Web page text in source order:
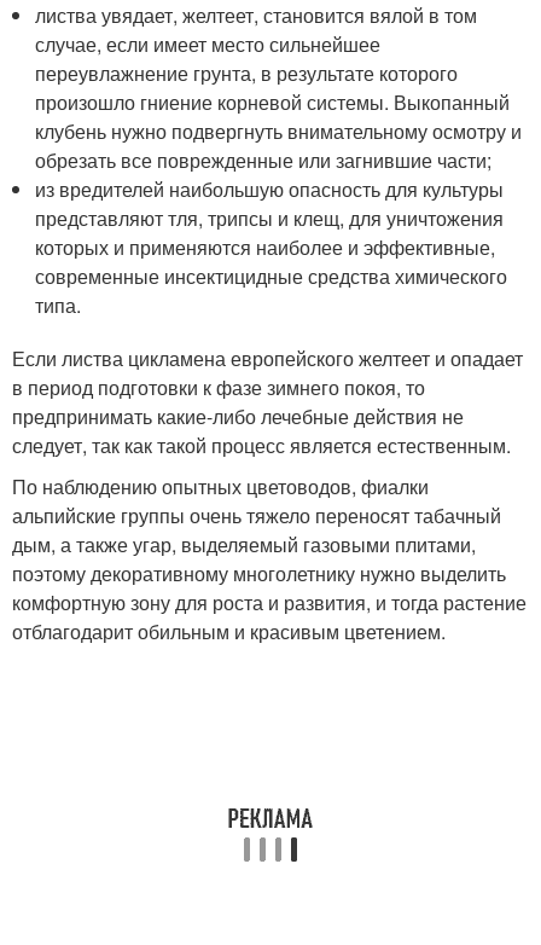
листва увядает, желтеет, становится вялой в том
случае, если имеет место сильнейшее
переувлажнение грунта, в результате которого
произошло гниение корневой системы. Выкопанный
клубень нужно подвергнуть внимательному осмотру и
обрезать все поврежденные или загнившие части;
из вредителей наибольшую опасность для культуры
представляют тля, трипсы и клещ, для уничтожения
которых и применяются наиболее и эффективные,
современные инсектицидные средства химического
типа.
Если листва цикламена европейского желтеет и опадает
в период подготовки к фазе зимнего покоя, то
предпринимать какие-либо лечебные действия не
следует, так как такой процесс является естественным.
По наблюдению опытных цветоводов, фиалки
альпийские группы очень тяжело переносят табачный
дым, а также угар, выделяемый газовыми плитами,
поэтому декоративному многолетнику нужно выделить
комфортную зону для роста и развития, и тогда растение
отблагодарит обильным и красивым цветением.